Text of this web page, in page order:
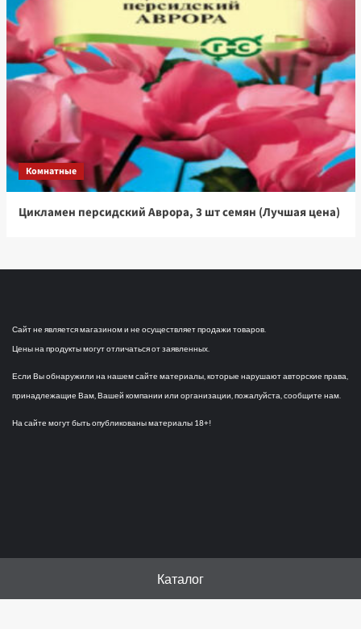
Комнатные
Цикламен персидский Аврора, 3 шт семян (Лучшая цена)
Сайт не является магазином и не осуществляет продажи товаров.
Цены на продукты могут отличаться от заявленных.
Если Вы обнаружили на нашем сайте материалы, которые нарушают авторские права,
принадлежащие Вам, Вашей компании или организации, пожалуйста, сообщите нам.
На сайте могут быть опубликованы материалы 18+!
Каталог